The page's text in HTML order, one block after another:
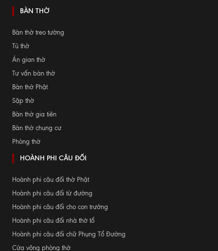
BÀN THỜ
Bàn thờ treo tường
Tủ thờ
Án gian thờ
Tư vấn bàn thờ
Bàn thờ Phật
Sập thờ
Bàn thờ gia tiên
Bàn thờ chung cư
Phòng thờ
HOÀNH PHI CÂU ĐỐI
Hoành phi câu đối thờ Phật
Hoành phi câu đối từ đường
Hoành phi câu đối cho con trưởng
Hoành phi câu đối nhà thờ tổ
Hoành phi câu đối chữ Phụng Tổ Đường
Cửa võng phòng thờ